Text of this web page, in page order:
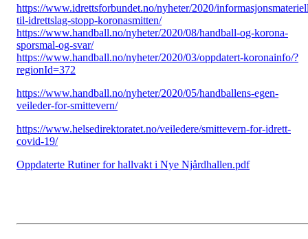
https://www.idrettsforbundet.no/nyheter/2020/
til-idrettslag-stopp-koronasmitten/
https://www.handball.no/nyheter/2020/08/handball-og-korona-
sporsmal-og-svar/
https://www.handball.no/nyheter/2020/03/oppdatert-koronainfo/?
regionId=372
https://www.handball.no/nyheter/2020/05/handballens-egen-
veileder-for-smittevern/
https://www.helsedirektoratet.no/veiledere/smittevern-for-idrett-
covid-19/
Oppdaterte Rutiner for hallvakt i Nye Njårdhallen.pdf